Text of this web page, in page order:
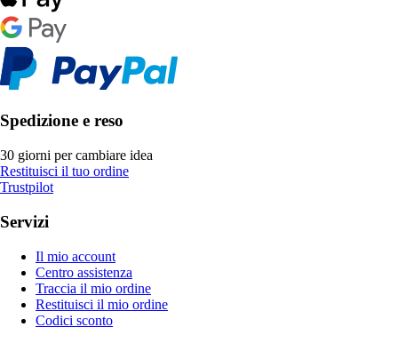
Spedizione e reso
30 giorni per cambiare idea
Restituisci il tuo ordine
Trustpilot
Servizi
Il mio account
Centro assistenza
Traccia il mio ordine
Restituisci il mio ordine
Codici sconto